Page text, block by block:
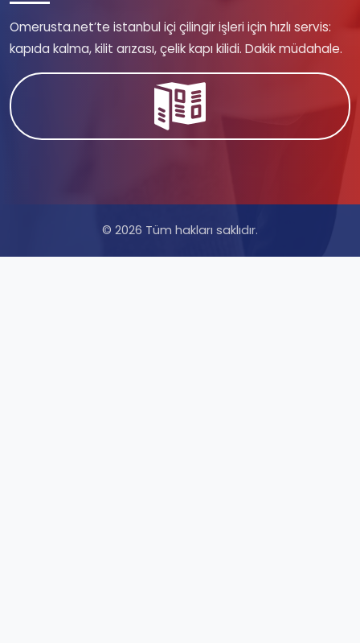
Omerusta.net’te istanbul içi çilingir işleri için hızlı servis:
kapıda kalma, kilit arızası, çelik kapı kilidi. Dakik müdahale.
© 2026 Tüm hakları saklıdır.